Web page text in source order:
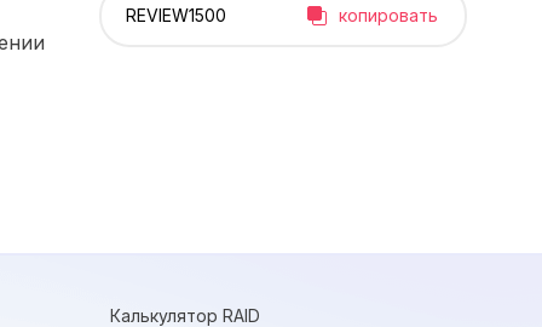
копировать
Калькулятор RAID